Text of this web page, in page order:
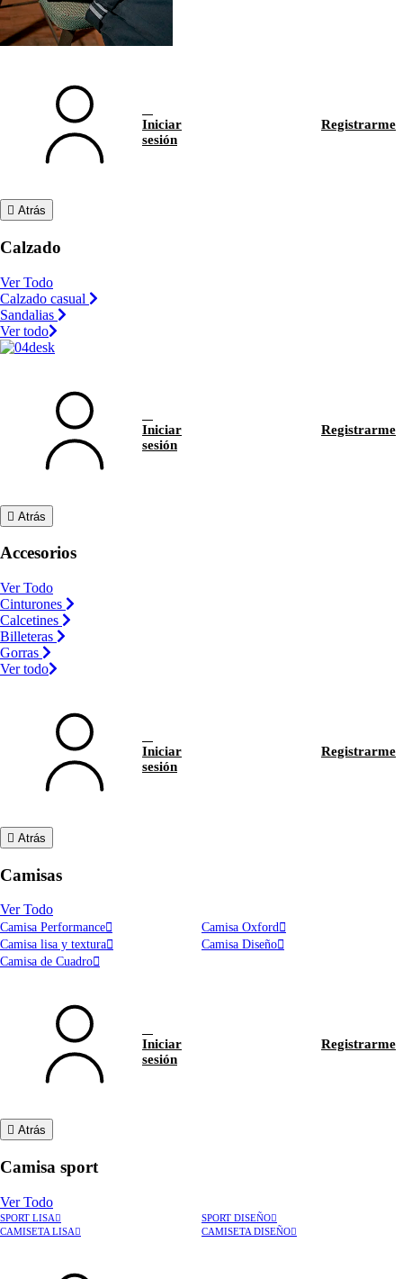
Iniciar
sesión
Registrarme
Atrás
Calzado
Ver Todo
Calzado casual
Sandalias
Ver todo
Iniciar
sesión
Registrarme
Atrás
Accesorios
Ver Todo
Cinturones
Calcetines
Billeteras
Gorras
Ver todo
Iniciar
sesión
Registrarme
Atrás
Camisas
Ver Todo
Camisa Performance
Camisa Oxford
Camisa lisa y textura
Camisa Diseño
Camisa de Cuadro
Iniciar
sesión
Registrarme
Atrás
Camisa sport
Ver Todo
SPORT LISA
SPORT DISEÑO
CAMISETA LISA
CAMISETA DISEÑO